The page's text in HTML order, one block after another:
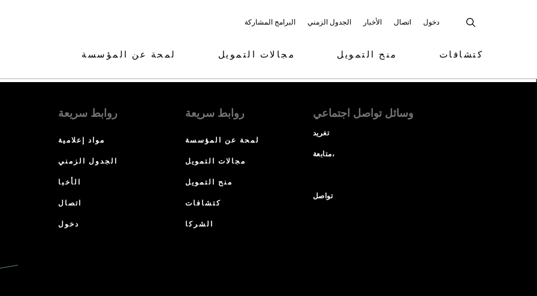
البرامج المشاركة الجدول الزمني الأخبار اتصال دخول
لمحة عن المؤسسة مجالات التمويل منح التمويل كتشافات
روابط سريعة
مواد إعلامية
الجدول الزمني
الأخبا
اتصال
دخول
روابط سريعة
لمحة عن المؤسسة
مجالات التمويل
منح التمويل
كتشافات
الشركا
وسائل تواصل اجتماعي
تغريد
متابعة،
تواصل